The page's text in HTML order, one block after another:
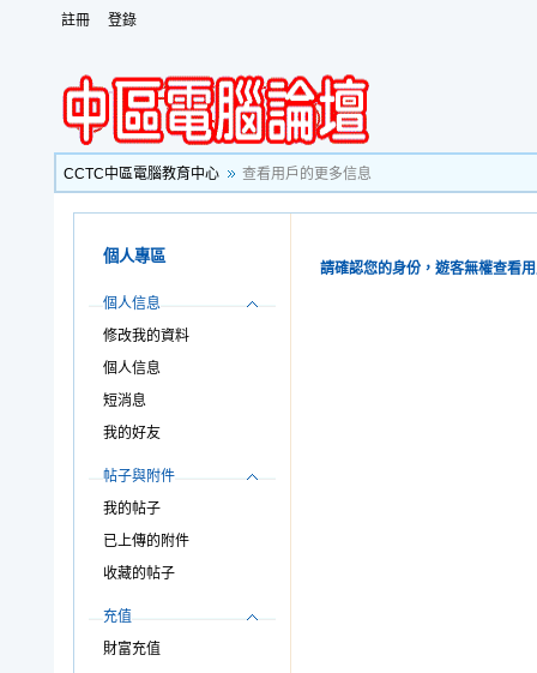
註冊 登錄
CCTC中區電腦教育中心 查看用戶的更多信息
個人專區
個人信息
修改我的資料
個人信息
短消息
我的好友
帖子與附件
我的帖子
已上傳的附件
收藏的帖子
充值
財富充值
請確認您的身份，遊客無權查看